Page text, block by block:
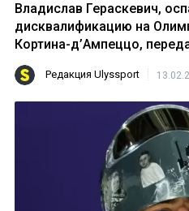
Владислав Гераскевич,
дисквалификацию на
Кортина-д’Ампеццо,
Редакция Ulyssport